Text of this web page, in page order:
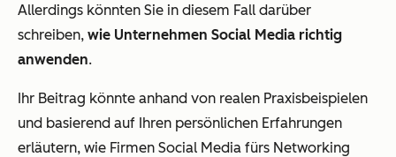
Allerdings könnten Sie in diesem Fall darüber
schreiben, wie Unternehmen Social Media richtig
anwenden.
Ihr Beitrag könnte anhand von realen Praxisbeispielen
und basierend auf Ihren persönlichen Erfahrungen
erläutern, wie Firmen Social Media fürs Networking